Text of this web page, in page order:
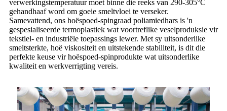
verwerkingstemperatuur moet binne die reeks van 290-305°C
gehandhaaf word om goeie smeltvloei te verseker.
Samevattend, ons hoëspoed-spingraad poliamiedhars is 'n
gespesialiseerde termoplastiek wat voortreflike veselproduksie vir
tekstiel- en industriële toepassings lewer. Met sy uitsonderlike
smeltsterkte, hoë viskositeit en uitstekende stabiliteit, is dit die
perfekte keuse vir hoëspoed-spinprodukte wat uitsonderlike
kwaliteit en werkverrigting vereis.